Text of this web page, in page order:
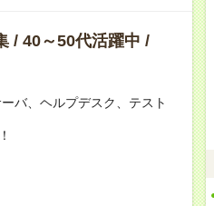
/ 40～50代活躍中 /
バ、ヘルプデスク、テスト